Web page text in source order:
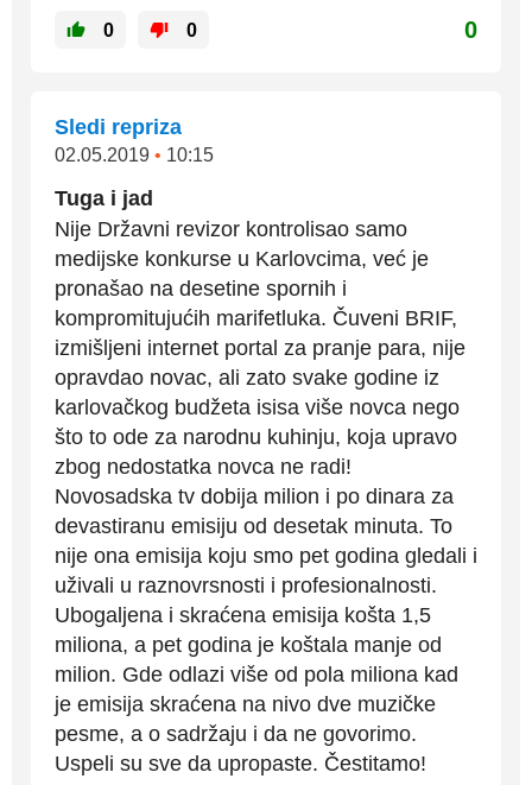
0 0 0
Sledi repriza
02.05.2019 • 10:15
Tuga i jad
Nije Državni revizor kontrolisao samo
medijske konkurse u Karlovcima, već je
pronašao na desetine spornih i
kompromitujućih marifetluka. Čuveni BRIF,
izmišljeni internet portal za pranje para, nije
opravdao novac, ali zato svake godine iz
karlovačkog budžeta isisa više novca nego
što to ode za narodnu kuhinju, koja upravo
zbog nedostatka novca ne radi!
Novosadska tv dobija milion i po dinara za
devastiranu emisiju od desetak minuta. To
nije ona emisija koju smo pet godina gledali i
uživali u raznovrsnosti i profesionalnosti.
Ubogaljena i skraćena emisija košta 1,5
miliona, a pet godina je koštala manje od
milion. Gde odlazi više od pola miliona kad
je emisija skraćena na nivo dve muzičke
pesme, a o sadržaju i da ne govorimo.
Uspeli su sve da upropaste. Čestitamo!